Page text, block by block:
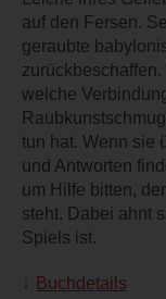
auf den Fersen.
geraubte
welche
tun hat. Wenn sie
und Antworten
um Hilfe bitten,
steht. Dabei ahnt
Spiels ist.
Buchdetails